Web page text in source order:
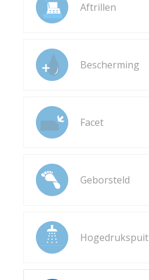
Aftrillen
Bescherming
Facet
Geborsteld
Hogedrukspuit